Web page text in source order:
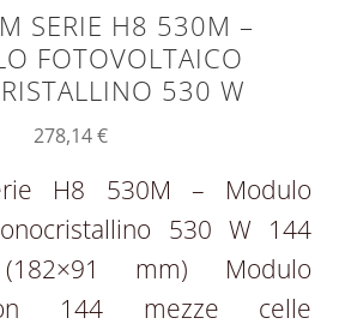
SERIE H8 530M –
FOTOVOLTAICO
530 W
278,14€
H8 530M – Modulo
530 W 144
(182×91 mm) Modulo
144 mezze celle